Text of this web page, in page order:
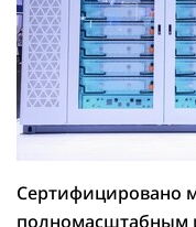
Сертифицировано
полномасштабным